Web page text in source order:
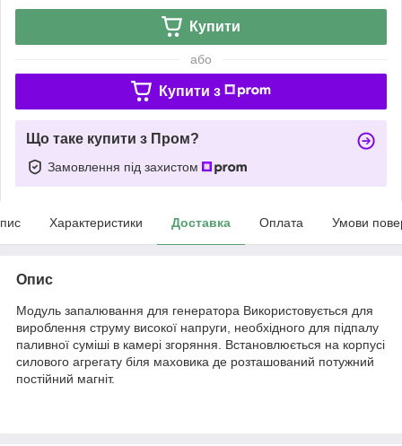
Купити
або
Купити з
Що таке купити з Пром?
Замовлення під захистом
Характеристики Доставка Оплата Умови
Опис
Модуль запалювання для генератора Використовується для
вироблення струму високої напруги, необхідного для підпалу
паливної суміші в камері згоряння. Встановлюється на корпусі
силового агрегату біля маховика де розташований потужний
постійний магніт.